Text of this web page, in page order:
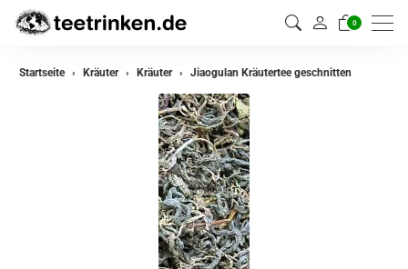
0
zurück
Startseite Kräuter Kräuter Jiaogulan Kräutertee geschnitten